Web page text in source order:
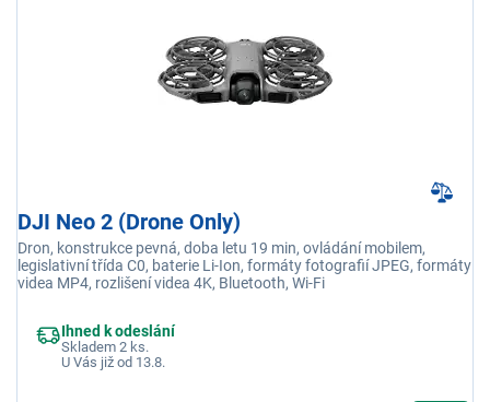
DJI Neo 2 (Drone Only)
Dron, konstrukce pevná, doba letu 19 min, ovládání mobilem,
legislativní třída C0, baterie Li-Ion, formáty fotografií JPEG, formáty
videa MP4, rozlišení videa 4K, Bluetooth, Wi-Fi
Ihned k odeslání
Skladem 2 ks.
U Vás již od 13.8.